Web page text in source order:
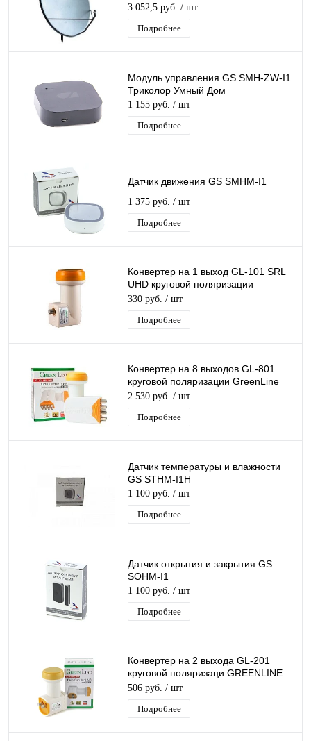
3 052,5 руб. / шт
Подробнее
Модуль управления GS SMH-ZW-I1
Триколор Умный Дом
1 155 руб. / шт
Подробнее
Датчик движения GS SMHM-I1
1 375 руб. / шт
Подробнее
Конвертер на 1 выход GL-101 SRL
UHD круговой поляризации
GreenLine SINGL дляТриколор/
НТВ-Плюс
330 руб. / шт
Подробнее
Конвертер на 8 выходов GL-801
круговой поляризации GreenLine
Octo К+ 8 для Триколор/НТВ-Плюс
2 530 руб. / шт
Подробнее
Датчик температуры и влажности
GS STHM-I1H
1 100 руб. / шт
Подробнее
Датчик открытия и закрытия GS
SOHM-I1
1 100 руб. / шт
Подробнее
Конвертер на 2 выхода GL-201
круговой поляризаци GREENLINE
TWIN для Триколор/НТВ-Плюс
506 руб. / шт
Подробнее